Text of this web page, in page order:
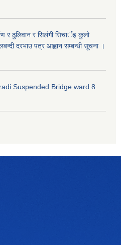
र ठुलिवान र सिलंगी सिचार्इ कुलो
दरभाउ पत्र आह्वान सम्बन्धी सूचना ।
Suspended Bridge ward 8